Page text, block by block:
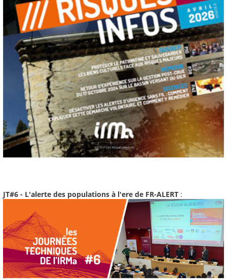
JT#6 - L'alerte des populations à l'ere de FR-ALERT :